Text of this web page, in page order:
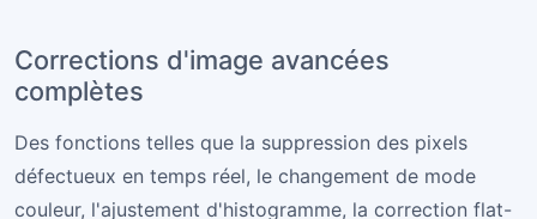
Corrections d'image avancées
complètes
Des fonctions telles que la suppression des pixels
défectueux en temps réel, le changement de mode
couleur, l'ajustement d'histogramme, la correction flat-